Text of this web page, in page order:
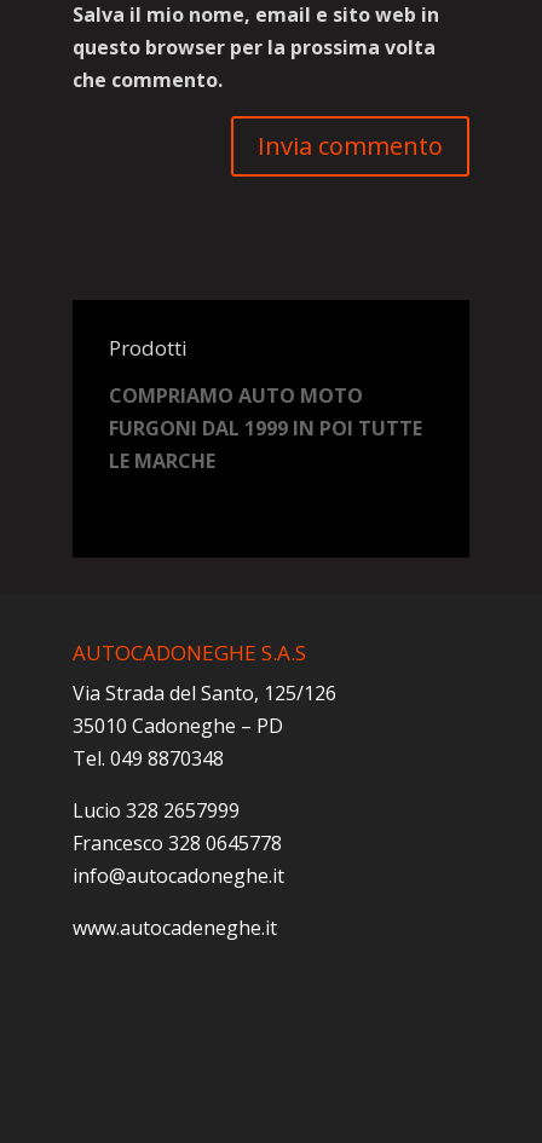
Salva il mio nome, email e sito web in
questo browser per la prossima volta
che commento.
Prodotti
COMPRIAMO AUTO MOTO
FURGONI DAL 1999 IN POI TUTTE
LE MARCHE
AUTOCADONEGHE S.A.S
Via Strada del Santo, 125/126
35010 Cadoneghe – PD
Tel. 049 8870348
Lucio 328 2657999
Francesco 328 0645778
info@autocadoneghe.it
www.autocadeneghe.it